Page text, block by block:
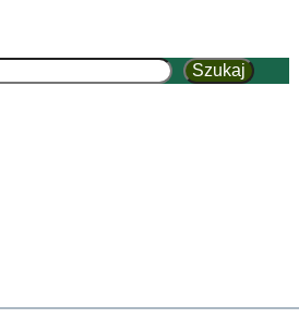
Szukaj